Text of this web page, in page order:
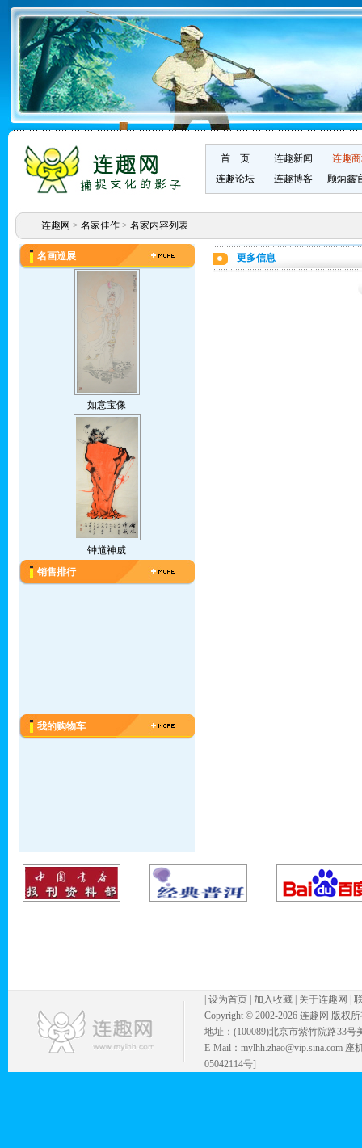
首 页 连趣新闻
连趣
连趣论坛
连趣博客 顾炳鑫
连趣网 > 名家佳作> 名家内容列表
名画巡展
如意宝像
钟馗神威
销售排行
我的购物车
更多信息
设为首页 加入收藏 关于连趣网
Copyright © 2002-2026 连趣网 版权
地址：(100089)北京市紫竹院路33号
E-Mail：mylhh.zhao@vip.sina.com
05042114号]